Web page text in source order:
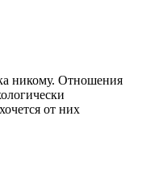
никому. Отношения
от них